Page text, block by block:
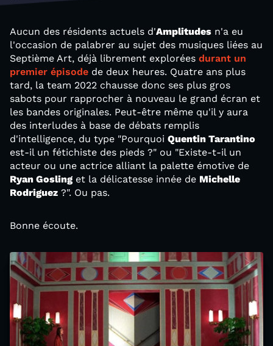
Aucun des résidents actuels d'Amplitudes n'a eu
l'occasion de palabrer au sujet des musiques liées au
Septième Art, déjà librement explorées durant un
premier épisode de deux heures. Quatre ans plus
tard, la team 2022 chausse donc ses plus gros
sabots pour rapprocher à nouveau le grand écran et
les bandes originales. Peut-être même qu'il y aura
des interludes à base de débats remplis
d'intelligence, du type "Pourquoi Quentin Tarantino
est-il un fétichiste des pieds ?" ou "Existe-t-il un
acteur ou une actrice alliant la palette émotive de
Ryan Gosling et la délicatesse innée de Michelle
Rodriguez ?". Ou pas.
Bonne écoute.